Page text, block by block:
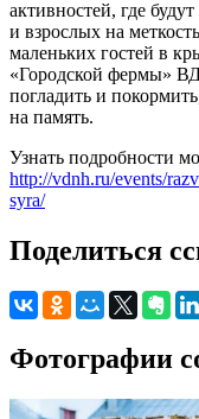
активностей, где
и взрослых на
маленьких гостей в
«Городской фермы»
погладить и
на память.
Узнать подробности
http://vdnh.ru/events/
syra/
Поделиться
Фотографии